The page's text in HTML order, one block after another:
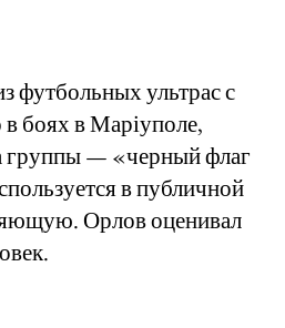
футбольных ультрас с
в боях в Маріуполе,
группы — «черный флаг
в публичной
Орлов оценивал